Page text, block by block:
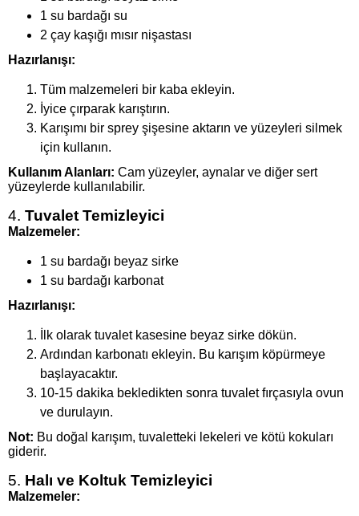
1 su bardağı su
2 çay kaşığı mısır nişastası
Hazırlanışı:
Tüm malzemeleri bir kaba ekleyin.
İyice çırparak karıştırın.
Karışımı bir sprey şişesine aktarın ve yüzeyleri silmek
için kullanın.
Kullanım Alanları: Cam yüzeyler, aynalar ve diğer sert
yüzeylerde kullanılabilir.
4. Tuvalet Temizleyici
Malzemeler:
1 su bardağı beyaz sirke
1 su bardağı karbonat
Hazırlanışı:
İlk olarak tuvalet kasesine beyaz sirke dökün.
Ardından karbonatı ekleyin. Bu karışım köpürmeye
başlayacaktır.
10-15 dakika bekledikten sonra tuvalet fırçasıyla ovun
ve durulayın.
Not: Bu doğal karışım, tuvaletteki lekeleri ve kötü kokuları
giderir.
5. Halı ve Koltuk Temizleyici
Malzemeler: